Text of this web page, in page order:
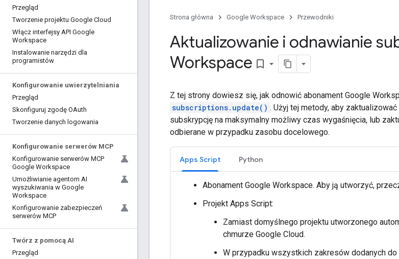
Przegląd
Tworzenie projektu Google Cloud
Włącz interfejsy API Google
Workspace
Instalowanie narzędzi dla
programistów
Konfigurowanie uwierzytelniania
Przegląd
Skonfiguruj zgodę OAuth
Tworzenie danych logowania
Konfigurowanie serwerów MCP
Konfigurowanie serwerów MCP
Google Workspace
Umożliwianie agentom AI
wyszukiwania w Google
Workspace
Konfigurowanie zabezpieczeń
serwerów MCP
Twórz z pomocą AI
Przegląd
Strona główna Google Workspace Przewodniki
Aktualizowanie i odnawianie
Workspace bookmark_border
Z tej strony dowiesz się, jak odnowić abonament Google
subscriptions.update() . Użyj tej metody, aby
subskrypcję na maksymalny możliwy czas wygaśnięcia, lub
odbierane w przypadku zasobu docelowego.
Apps Script Python
Abonament Google Workspace. Aby ją utworzyć,
Projekt Apps Script:
Zamiast domyślnego projektu utworzonego
chmurze Google Cloud.
W przypadku wszystkich zakresów dodanych